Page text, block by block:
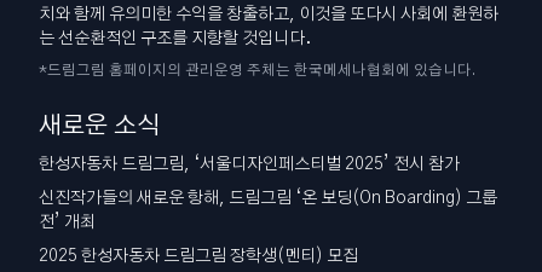
치와 함께 유의미한 수익을 창출하고, 이것을 또다시 사회에 환원하
는 선순환적인 구조를 지향할 것입니다.
*드림그림 홈페이지의 관리운영 주체는 한국메세나협회에 있습니다.
새로운 소식
한성자동차 드림그림, ‘서울디자인페스티벌 2025’ 전시 참가
신진작가들의 새로운 항해, 드림그림 ‘온 보딩(On Boarding) 그룹
전’ 개최
2025 한성자동차 드림그림 장학생(멘티) 모집